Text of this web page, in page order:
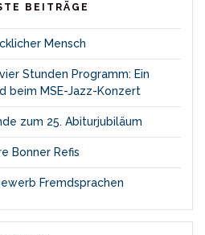
BEITRÄGE
Mensch
Stunden Programm: Ein
beim MSE-Jazz-Konzert
zum 25. Abiturjubiläum
Bonner Refis
Fremdsprachen